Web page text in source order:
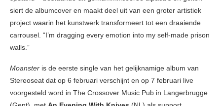
siert de albumcover en maakt deel uit van een groter artistiek
project waarin het kunstwerk transformeert tot een draaiende
carrousel. “I’m dragging every emotion into my self-made prison
walls.”
Moanster is de eerste single van het gelijknamige album van
Stereoseat dat op 6 februari verschijnt en op 7 februari live
voorgesteld word in The Crossover Music Pub in Langerbrugge